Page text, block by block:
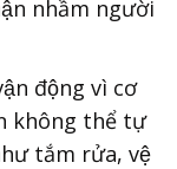
nhầm người
động vì cơ
không thể tự
tắm rửa, vệ